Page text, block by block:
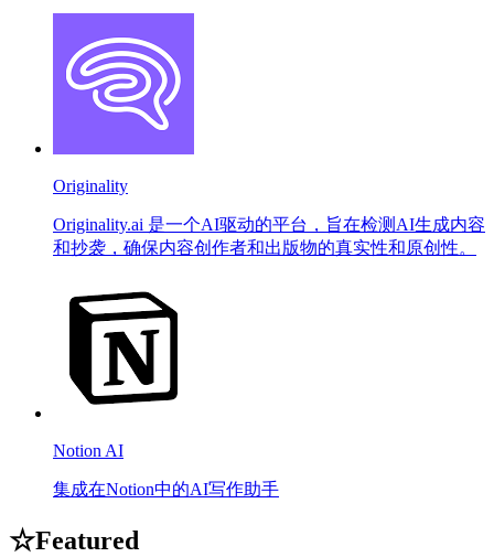
Originality
Originality.ai 是一个AI驱动的平台，旨在检测AI生成内容
和抄袭，确保内容创作者和出版物的真实性和原创性。
Notion AI
集成在Notion中的AI写作助手
☆Featured